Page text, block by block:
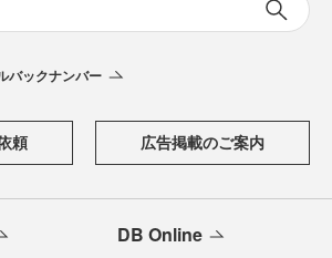
バックナンバー
頼 広告掲載のご案内
DB Online